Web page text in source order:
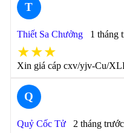
T
Thiết Sa Chưởng 1 tháng
★★★
Xin giá cáp cxv/yjv-Cu/
Q
Quỷ Cốc Tử 2 tháng trước